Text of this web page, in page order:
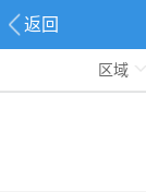
返回
区域